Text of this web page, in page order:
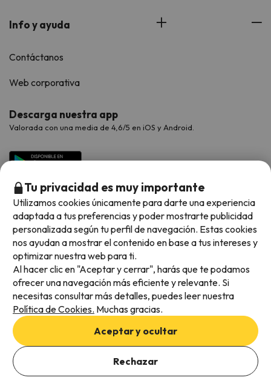
Ver ofertas
Info y ayuda
Contáctanos
Web corporativa
Descarga nuestra app
Valorada con una media de 4,6/5 en iOS y Android.
Métodos de pago disponibles
Condiciones generales
Privacidad de datos
Política de cookies
Tu privacidad es muy importante
Utilizamos cookies únicamente para darte una experiencia
adaptada a tus preferencias y poder mostrarte publicidad
personalizada según tu perfil de navegación. Estas cookies
nos ayudan a mostrar el contenido en base a tus intereses y
optimizar nuestra web para ti.
Al hacer clic en "Aceptar y cerrar", harás que te podamos
ofrecer una navegación más eficiente y relevante. Si
necesitas consultar más detalles, puedes leer nuestra
Política de Cookies. Muchas gracias.
Aceptar y ocultar
Rechazar